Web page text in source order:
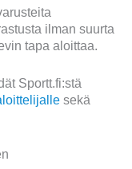
ilman suurta
tapa aloittaa.
Sportt.fi:stä
sekä